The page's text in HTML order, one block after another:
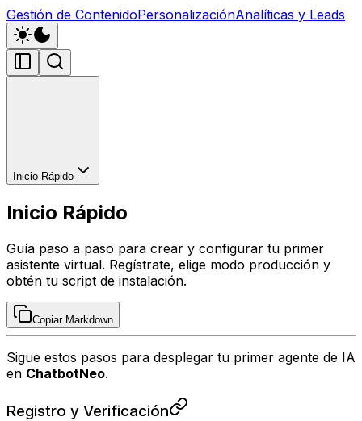
Gestión de ContenidoPersonalizaciónAnalíticas y Leads
Inicio Rápido
Inicio Rápido
Guía paso a paso para crear y configurar tu primer
asistente virtual. Regístrate, elige modo producción y
obtén tu script de instalación.
Copiar Markdown
Sigue estos pasos para desplegar tu primer agente de IA
en ChatbotNeo.
Registro y Verificación